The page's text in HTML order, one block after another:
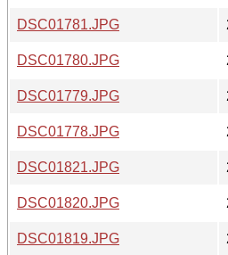
DSC01781.JPG
DSC01780.JPG
DSC01779.JPG
DSC01778.JPG
DSC01821.JPG
DSC01820.JPG
DSC01819.JPG